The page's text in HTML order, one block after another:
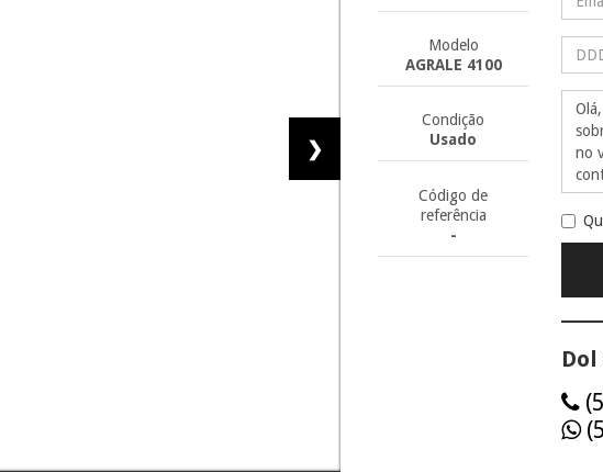
❯
Modelo
AGRALE 4100
Condição
Usado
Código de
referência
-
Dol